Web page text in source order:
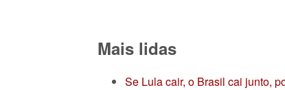
Mais lidas
Se Lula cair, o Brasil cai junto,